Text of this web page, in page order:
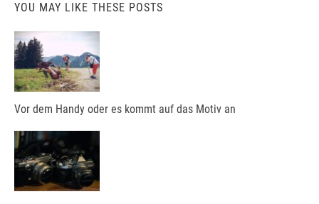
YOU MAY LIKE THESE POSTS
Vor dem Handy oder es kommt auf das Motiv an